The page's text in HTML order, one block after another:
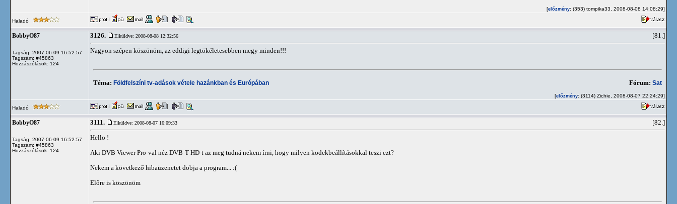
[előzmény: (353) tompika33, 2008-08-08 14:08:29]
Haladó
BobbyO87
Tagság: 2007-06-09 16:52:57
Tagszám: #45863
Hozzászólások: 124
3126. Elküldve: 2008-08-08 12:32:56 [81.]
Nagyon szépen köszönöm, az eddigi legtökéletesebben megy minden!!!
Téma: Földfelszíni tv-adások vétele hazánkban és Európában Fórum: Sat
[előzmény: (3114) Zichie, 2008-08-07 22:24:29]
Haladó
BobbyO87
Tagság: 2007-06-09 16:52:57
Tagszám: #45863
Hozzászólások: 124
3111. Elküldve: 2008-08-07 16:09:33 [82.]
Hello !
Aki DVB Viewer Pro-val néz DVB-T HD-t az meg tudná nekem írni, hogy milyen kodekbeállításokkal teszi ezt?
Nekem a következő hibaüzenetet dobja a program... :(
Előre is köszönöm